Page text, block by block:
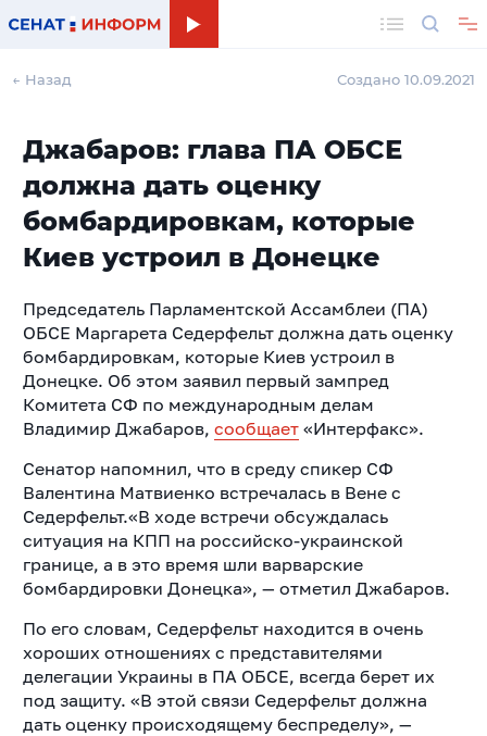
← Назад Создано 10.09.2021
Джабаров: глава ПА ОБСЕ
должна дать оценку
бомбардировкам, которые
Киев устроил в Донецке
Председатель Парламентской Ассамблеи (ПА)
ОБСЕ Маргарета Седерфельт должна дать оценку
бомбардировкам, которые Киев устроил в
Донецке. Об этом заявил первый зампред
Комитета СФ по международным делам
Владимир Джабаров, сообщает«Интерфакс».
Сенатор напомнил, что в среду спикер СФ
Валентина Матвиенко встречалась в Вене с
Седерфельт.«В ходе встречи обсуждалась
ситуация на КПП на российско-украинской
границе, а в это время шли варварские
бомбардировки Донецка», — отметил Джабаров.
По его словам, Седерфельт находится в очень
хороших отношениях с представителями
делегации Украины в ПА ОБСЕ, всегда берет их
под защиту. «В этой связи Седерфельт должна
дать оценку происходящему беспределу», —